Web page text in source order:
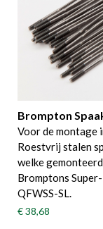
Brompton
Voor de montage
Roestvrij stalen
welke
Bromptons
QFWSS-SL.
€ 38,68